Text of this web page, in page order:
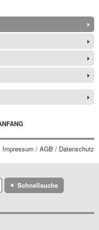
Impressum / AGB / Datenschutz
Schnellsuche